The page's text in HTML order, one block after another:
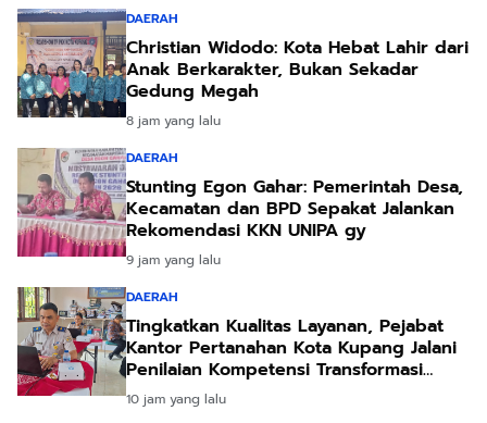
DAERAH
Christian Widodo: Kota Hebat Lahir dari
Anak Berkarakter, Bukan Sekadar
Gedung Megah
8 jam yang lalu
DAERAH
Stunting Egon Gahar: Pemerintah Desa,
Kecamatan dan BPD Sepakat Jalankan
Rekomendasi KKN UNIPA gy
9 jam yang lalu
DAERAH
Tingkatkan Kualitas Layanan, Pejabat
Kantor Pertanahan Kota Kupang Jalani
Penilaian Kompetensi Transformasi
Pelayanan
10 jam yang lalu